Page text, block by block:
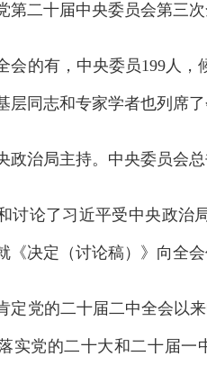
十届中央委员会第三次
的有，中央委员199人，
层同志和专家学者也列席了
治局主持。中央委员会总
论了习近平受中央政治局
《决定（讨论稿）》向全会
党的二十届二中全会以来
实党的二十大和二十届一